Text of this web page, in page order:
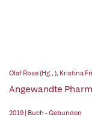
Olaf Rose (Hg., ), Kristina
Angewandte
2019 | Buch - Gebunden